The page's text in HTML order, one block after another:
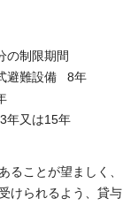
制限期間
避難設備 8年
又は15年
ることが望ましく、
けられるよう、貸与